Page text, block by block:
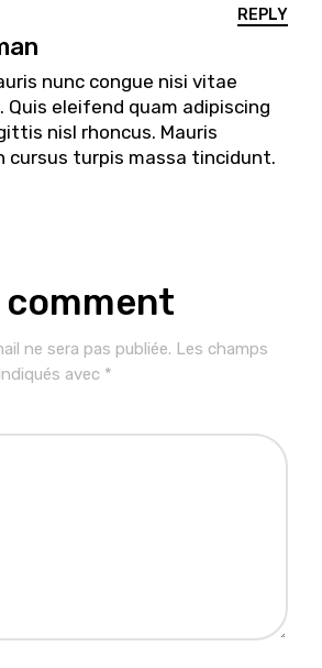
REPLY
nunc congue nisi vitae
eleifend quam adipiscing
nisl rhoncus. Mauris
cursus turpis massa tincidunt.
comment
ne sera pas publiée. Les champs
avec *